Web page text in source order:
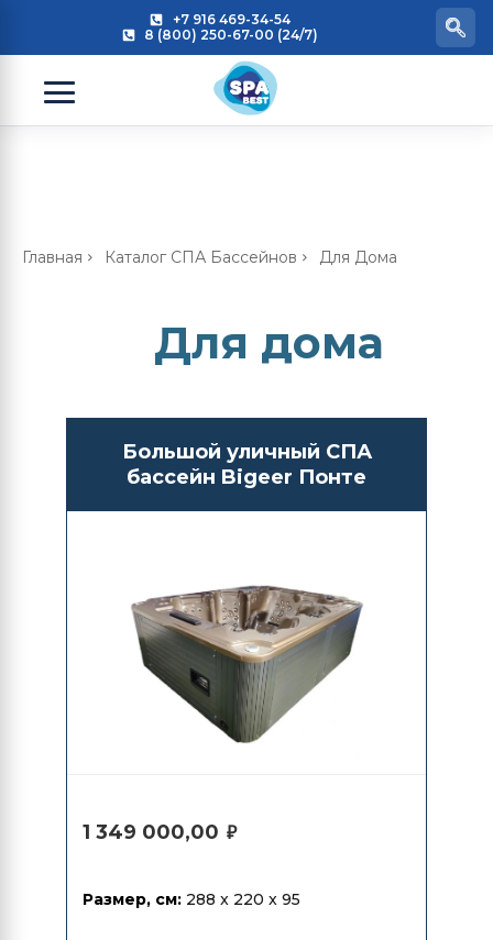
+7 916 469-34-54
8 (800) 250-67-00 (24/7)
Главная Каталог СПА Бассейнов Для Дома
Для дома
Большой уличный СПА
бассейн Bigeer Понте
1 349 000,00 ₽
Размер, см: 288 x 220 x 95